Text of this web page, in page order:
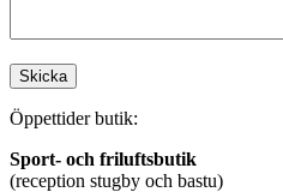
Öppettider butik:
Sport- och friluftsbutik
(reception stugby och bastu)